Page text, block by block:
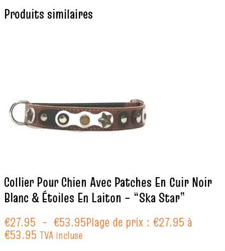
Produits similaires
Collier Pour Chien Avec Patches En Cuir Noir
Blanc & Étoiles En Laiton – “Ska Star”
€27.95 – €53.95Plage de prix : €27.95 à
€53.95 TVA incluse